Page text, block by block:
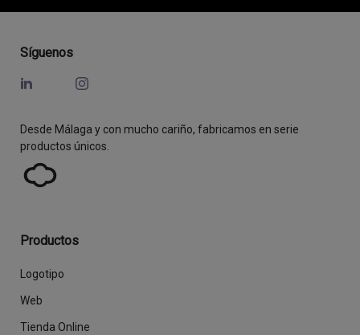
Síguenos
Desde Málaga y con mucho cariño, fabricamos en serie
productos únicos.
Productos
Logotipo
Web
Tienda Online